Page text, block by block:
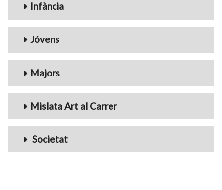
Infància
Jóvens
Majors
Mislata Art al Carrer
Societat